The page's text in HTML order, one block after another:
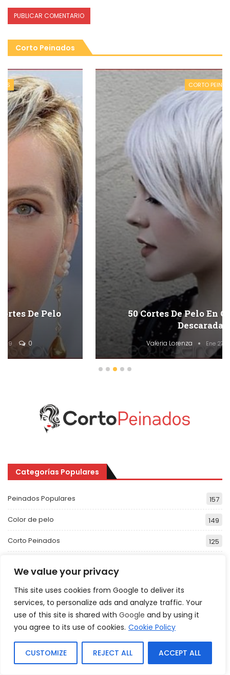
We value your privacy
This site uses cookies from Google to deliver its
services, to personalize ads and analyze traffic. Your
use of this site is shared with Google and by using it
you agree to its use of cookies. Cookie Policy
CUSTOMIZE REJECT ALL ACCEPT ALL
Corto Peinados
50 Cortes De Pelo En Capas Cortas
Descaradas
Valeria Lorenza Ene 27, 2019 0
Categorías Populares
Peinados Populares 157
Color de pelo 149
Corto Peinados 125
Peinados de Bob
Peinados De Celebridades